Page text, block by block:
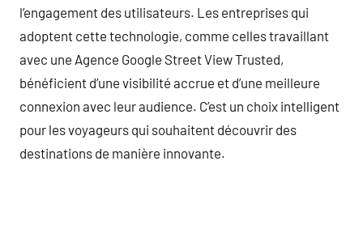
l’engagement des utilisateurs. Les entreprises qui
adoptent cette technologie, comme celles travaillant
avec une Agence Google Street View Trusted,
bénéficient d’une visibilité accrue et d’une meilleure
connexion avec leur audience. C’est un choix intelligent
pour les voyageurs qui souhaitent découvrir des
destinations de manière innovante.